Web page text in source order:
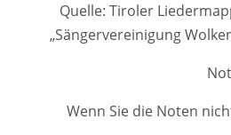
Quelle: Tiroler
„Sängervereinigung
Wenn Sie die Noten